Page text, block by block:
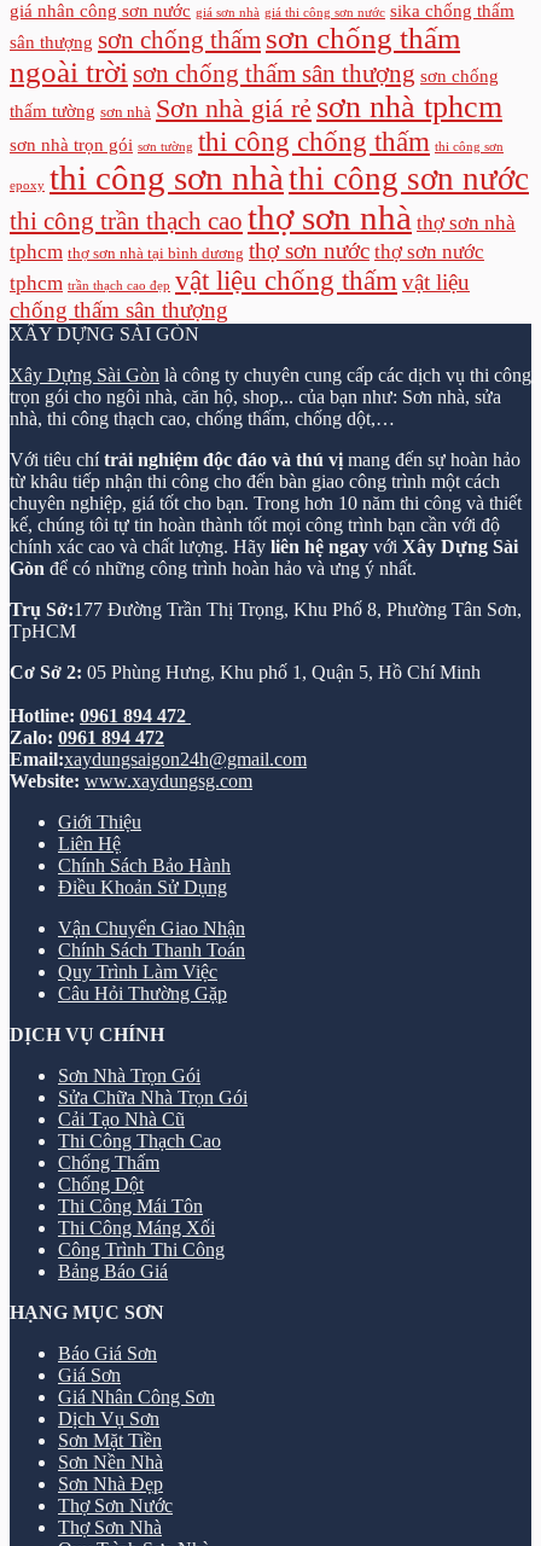
giá nhân công sơn nước giá sơn nhà giá thi công sơn nước sika chống thấm
sân thượng sơn chống thấm sơn chống thấm
ngoài trời sơn chống thấm sân thượng sơn chống
thấm tường sơn nhà Sơn nhà giá rẻ sơn nhà tphcm
sơn nhà trọn gói sơn tường thi công chống thấm thi công sơn
epoxy thi công sơn nhà thi công sơn nước
thi công trần thạch cao thợ sơn nhà thợ sơn nhà
tphcm thợ sơn nhà tại bình dương thợ sơn nước thợ sơn nước
tphcm trần thạch cao đẹp vật liệu chống thấm vật liệu
chống thấm sân thượng
XÂY DỰNG SÀI GÒN
Xây Dựng Sài Gòn là công ty chuyên cung cấp các dịch vụ thi công
trọn gói cho ngôi nhà, căn hộ, shop,.. của bạn như: Sơn nhà, sửa
nhà, thi công thạch cao, chống thấm, chống dột,…
Với tiêu chítrải nghiệm độc đáo và thú vị mang đến sự hoàn hảo
từ khâu tiếp nhận thi công cho đến bàn giao công trình một cách
chuyên nghiệp, giá tốt cho bạn. Trong hơn 10 năm thi công và thiết
kế, chúng tôi tự tin hoàn thành tốt mọi công trình bạn cần với độ
chính xác cao và chất lượng. Hãy liên hệ ngay với Xây Dựng Sài
Gòn để có những công trình hoàn hảo và ưng ý nhất.
Trụ Sở:177 Đường Trần Thị Trọng, Khu Phố 8, Phường Tân Sơn,
TpHCM
Cơ Sở 2: 05 Phùng Hưng, Khu phố 1, Quận 5, Hồ Chí Minh
Hotline: 0961 894 472
Zalo: 0961 894 472
Email:xaydungsaigon24h@gmail.com
Website: www.xaydungsg.com
Giới Thiệu
Liên Hệ
Chính Sách Bảo Hành
Điều Khoản Sử Dụng
Vận Chuyển Giao Nhận
Chính Sách Thanh Toán
Quy Trình Làm Việc
Câu Hỏi Thường Gặp
DỊCH VỤ CHÍNH
Sơn Nhà Trọn Gói
Sửa Chữa Nhà Trọn Gói
Cải Tạo Nhà Cũ
Thi Công Thạch Cao
Chống Thấm
Chống Dột
Thi Công Mái Tôn
Thi Công Máng Xối
Công Trình Thi Công
Bảng Báo Giá
HẠNG MỤC SƠN
Báo Giá Sơn
Giá Sơn
Giá Nhân Công Sơn
Dịch Vụ Sơn
Sơn Mặt Tiền
Sơn Nền Nhà
Sơn Nhà Đẹp
Thợ Sơn Nước
Thợ Sơn Nhà